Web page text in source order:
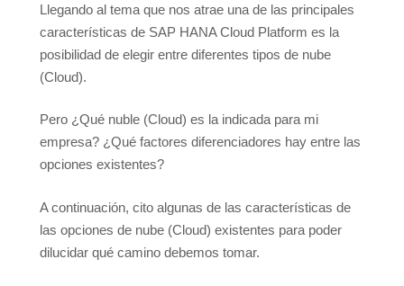
Llegando al tema que nos atrae una de las principales
características de SAP HANA Cloud Platform es la
posibilidad de elegir entre diferentes tipos de nube
(Cloud).
Pero ¿Qué nuble (Cloud) es la indicada para mi
empresa? ¿Qué factores diferenciadores hay entre las
opciones existentes?
A continuación, cito algunas de las características de
las opciones de nube (Cloud) existentes para poder
dilucidar qué camino debemos tomar.